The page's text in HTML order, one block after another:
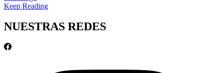
Keep Reading
NUESTRAS REDES